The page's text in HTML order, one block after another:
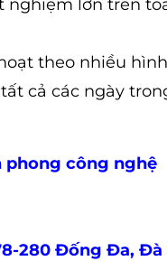
nghiệm lớn trên
theo nhiều
cả các ngày
phong công nghệ
280 Đống Đa, Đà